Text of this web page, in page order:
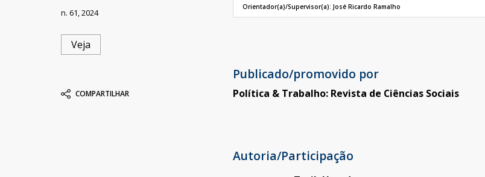
n. 61, 2024
Veja
COMPARTILHAR
Orientador(a)/Supervisor(a): José Ricardo Ramalho
Publicado/promovido por
Política & Trabalho: Revista de Ciências Sociais
Autoria/Participação